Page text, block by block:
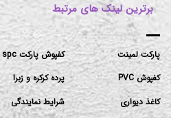
برترین لینک های مرتبط
پارکت لمینت
کفپوش PVC
کاغذ دیواری
کفپوش پارکت spc
پرده کرکره و زبرا
شرایط نمایندگی